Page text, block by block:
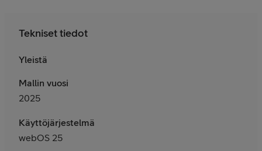
Tekniset tiedot
Yleistä
Mallin vuosi
2025
Käyttöjärjestelmä
webOS 25